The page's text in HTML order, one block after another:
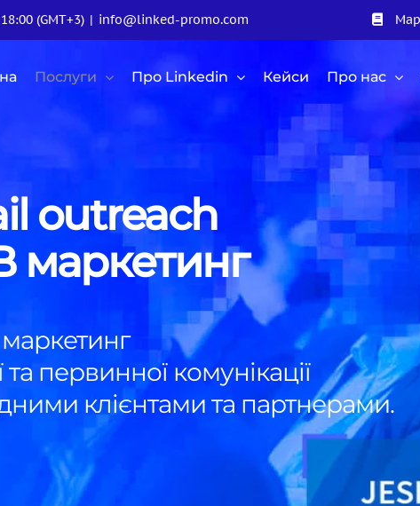
(GMT+3) | info@linked-promo.com
Послуги Про Linkedin Кейси Про нас
outreach
маркетинг
первинної комунікації
клієнтами та партнерами.